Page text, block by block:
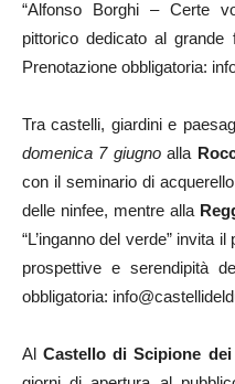
“Alfonso Borghi – Certe
pittorico dedicato al grande
Prenotazione obbligatoria:
Tra castelli, giardini e
domenica 7 giugnoalla
con il seminario di
delle ninfee, mentre alla
“L’inganno del verde” invita
prospettive e serendipità
obbligatoria:
AlCastello di Scipione